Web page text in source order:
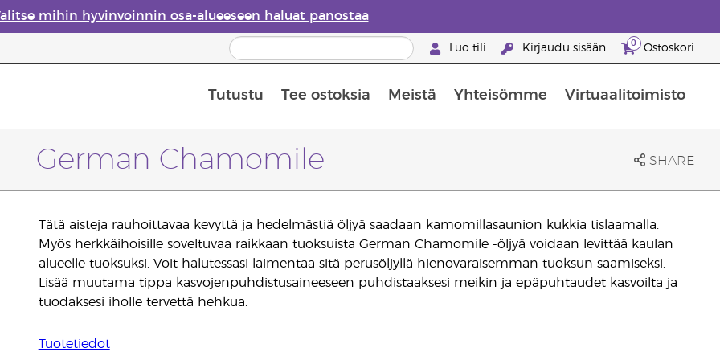
mihin hyvinvoinnin osa-alueeseen haluat panostaa
Luo tili Kirjaudu sisään 0 Ostoskori
Tutustu Tee ostoksia Meistä Yhteisömme Virtuaalitoimisto
German Chamomile SHARE
Tätä aisteja rauhoittavaa kevyttä ja hedelmästiä öljyä saadaan kamomillasaunion kukkia tislaamalla.
Myös herkkäihoisille soveltuvaa raikkaan tuoksuista German Chamomile -öljyä voidaan levittää kaulan
alueelle tuoksuksi. Voit halutessasi laimentaa sitä perusöljyllä hienovaraisemman tuoksun saamiseksi.
Lisää muutama tippa kasvojenpuhdistusaineeseen puhdistaaksesi meikin ja epäpuhtaudet kasvoilta ja
tuodaksesi iholle tervettä hehkua.
Tuotetiedot